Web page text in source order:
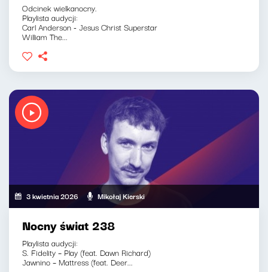
Odcinek wielkanocny.
Playlista audycji:
Carl Anderson - Jesus Christ Superstar
William The...
3 kwietnia 2026 Mikołaj Kierski
Nocny świat 238
Playlista audycji:
S. Fidelity – Play (feat. Dawn Richard)
Jawnino – Mattress (feat. Deer...